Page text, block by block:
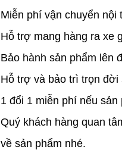
Miễn phí vận chuyển nội
Hỗ trợ mang hàng ra xe
Bảo hành sản phẩm lên
Hỗ trợ và bảo trì trọn đời
1 đổi 1 miễn phí nếu
Quý khách hàng quan
về sản phẩm nhé.